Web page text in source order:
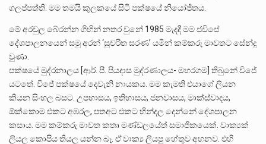
ගලප්පත්ති. මම තමයි කුලකයේ සිටි පක්ෂයේ නියෝජිතය.
මේ අරවුල බේරන්න ගිහින් නතර වුනේ 1985 මැදදී මම ජවිපේ
දේශපාලනයෙන් සමු අරන් ‘සුචරිත සරණ’ යමින් කම්කරු මාවතට සේන්දු
වුණා.
පක්ෂයේ මුද්රනාලය [ආර්. පී. පියදාස මුද්රණාලය- මහරගම] තිබුනේ විජේ
යටතේ. විජේ පක්ෂයේ දෙවැනි නායකය. මම කැමති එයාගේ ලියන
කියන සිංහල බසට. උපහාසය, ඉතිහාසය, ජනවාසය, මාක්ස්වාදය,
ඕක්කොම එකට අඹරල, පතඅට එකට හින්දල දෙන්නේ දේශපාලන
කසාය. මම කම්කරු මාවත කතෘ මණ්ඩලයේත් සමාජිකයෙක්. වාක්‍යක්
ලියල කොපිය තියල යන්න බෑ. ඒ වාක්‍ය ලියපු හේතුව අහනව. එහි